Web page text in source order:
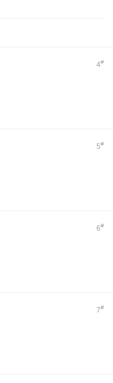
4#
5#
6#
7#